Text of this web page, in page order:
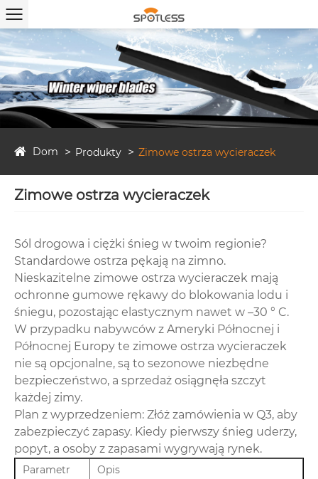
Dom Produkty Zimowe ostrza wycieraczek
Zimowe ostrza wycieraczek
Sól drogowa i ciężki śnieg w twoim regionie?
Standardowe ostrza pękają na zimno.
Nieskazitelne zimowe ostrza wycieraczek mają
ochronne gumowe rękawy do blokowania lodu i
śniegu, pozostając elastycznym nawet w –30 ° C.
W przypadku nabywców z Ameryki Północnej i
Północnej Europy te zimowe ostrza wycieraczek
nie są opcjonalne, są to sezonowe niezbędne
bezpieczeństwo, a sprzedaż osiągnęła szczyt
każdej zimy.
Plan z wyprzedzeniem: Złóż zamówienia w Q3, aby
zabezpieczyć zapasy. Kiedy pierwszy śnieg uderzy,
popyt, a osoby z zapasami wygrywają rynek.
Parametr
Opis